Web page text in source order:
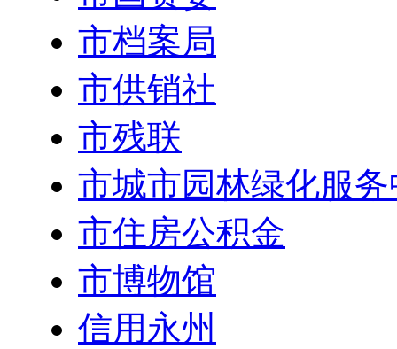
市档案局
市供销社
市残联
市城市园林绿化服
市住房公积金
市博物馆
信用永州